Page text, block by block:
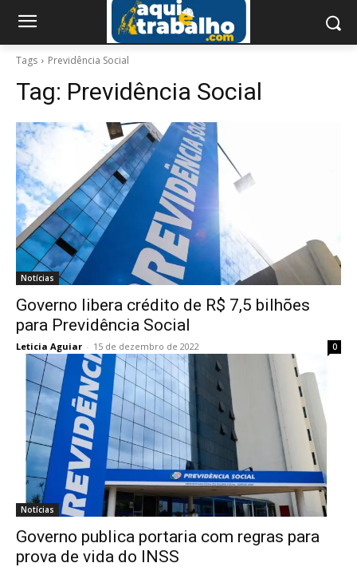
Tags Previdência Social
Tag: Previdência Social
Notícias
Governo libera crédito de R$ 7,5 bilhões
para Previdência Social
Leticia Aguiar - 15 de dezembro de 2022 0
Notícias
Governo publica portaria com regras para
prova de vida do INSS